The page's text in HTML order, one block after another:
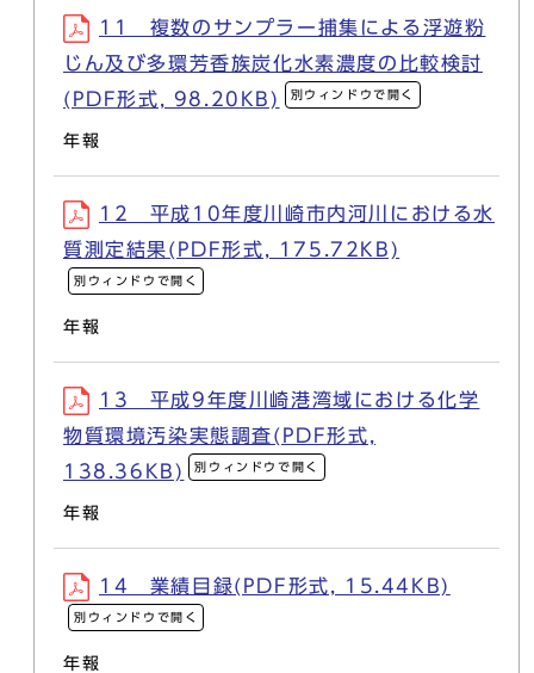
11 複数のサンプラー捕集による浮遊粉
じん及び多環芳香族炭化水素濃度の比較検討
(PDF形式, 98.20KB)
別ウィンドウで開く
年報
12 平成10年度川崎市内河川における水
質測定結果(PDF形式, 175.72KB)
別ウィンドウで開く
年報
13 平成9年度川崎港湾域における化学
物質環境汚染実態調査(PDF形式,
138.36KB)
別ウィンドウで開く
年報
14 業績目録(PDF形式, 15.44KB)
別ウィンドウで開く
年報